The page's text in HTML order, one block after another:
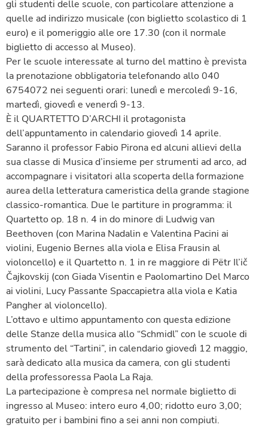
gli studenti delle scuole, con particolare attenzione a
quelle ad indirizzo musicale (con biglietto scolastico di 1
euro) e il pomeriggio alle ore 17.30 (con il normale
biglietto di accesso al Museo).
Per le scuole interessate al turno del mattino è prevista
la prenotazione obbligatoria telefonando allo 040
6754072 nei seguenti orari: lunedì e mercoledì 9-16,
martedì, giovedì e venerdì 9-13.
È il QUARTETTO D’ARCHI il protagonista
dell’appuntamento in calendario giovedì 14 aprile.
Saranno il professor Fabio Pirona ed alcuni allievi della
sua classe di Musica d’insieme per strumenti ad arco, ad
accompagnare i visitatori alla scoperta della formazione
aurea della letteratura cameristica della grande stagione
classico-romantica. Due le partiture in programma: il
Quartetto op. 18 n. 4 in do minore di Ludwig van
Beethoven (con Marina Nadalin e Valentina Pacini ai
violini, Eugenio Bernes alla viola e Elisa Frausin al
violoncello) e il Quartetto n. 1 in re maggiore di Pëtr Il’ič
Čajkovskij (con Giada Visentin e Paolomartino Del Marco
ai violini, Lucy Passante Spaccapietra alla viola e Katia
Pangher al violoncello).
L’ottavo e ultimo appuntamento con questa edizione
delle Stanze della musica allo “Schmidl” con le scuole di
strumento del “Tartini”, in calendario giovedì 12 maggio,
sarà dedicato alla musica da camera, con gli studenti
della professoressa Paola La Raja.
La partecipazione è compresa nel normale biglietto di
ingresso al Museo: intero euro 4,00; ridotto euro 3,00;
gratuito per i bambini fino a sei anni non compiuti.